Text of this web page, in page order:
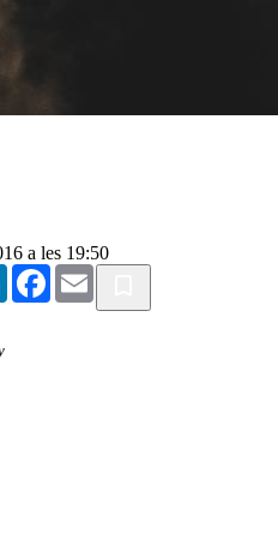
a les 19:50
LinkedInFacebook
Email